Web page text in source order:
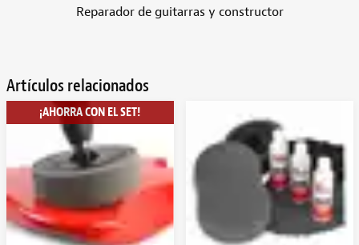
Reparador de guitarras y constructor
Artículos relacionados
¡AHORRA CON EL SET!